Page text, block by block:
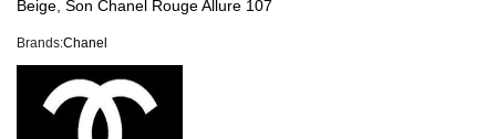
Beige Son Chanel Rouge Allure 107
Brands:Chanel